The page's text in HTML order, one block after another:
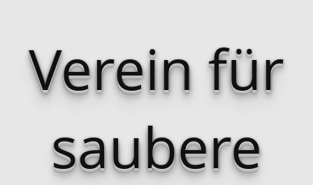
Verein für
saubere